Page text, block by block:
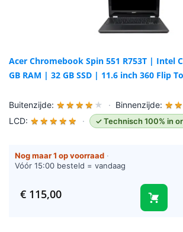
Acer Chromebook Spin 551 R753T | Intel
GB RAM | 32 GB SSD | 11.6 inch 360 Flip
Buitenzijde: ★ ★ ★ ★ ★ · Binnenzijde: ★ ★
LCD: ★ ★ ★ ★ ★ · ✓ Technisch 100% in
Nog maar 1 op voorraad ·
Vóór 15:00 besteld = vandaag
€115,00